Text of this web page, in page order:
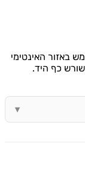
האינטימי
כף היד.